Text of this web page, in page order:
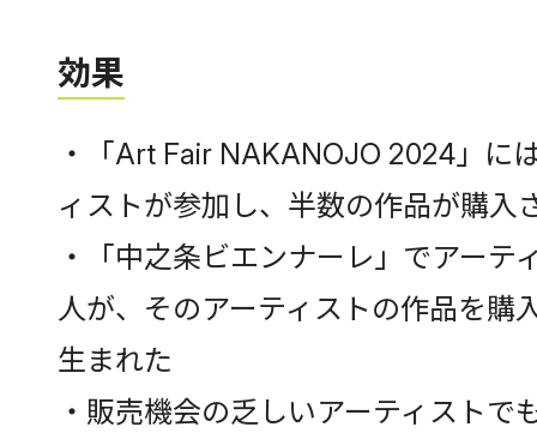
効果
・「Art Fair NAKANOJO 2024」に
ィストが参加し、半数の作品が購入
・「中之条ビエンナーレ」でアーテ
人が、そのアーティストの作品を購
生まれた
・販売機会の乏しいアーティストで